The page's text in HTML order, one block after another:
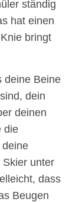
ständig
hat einen
bringt
deine Beine
dein
deinen
die
deine
Skier unter
dass
Beugen